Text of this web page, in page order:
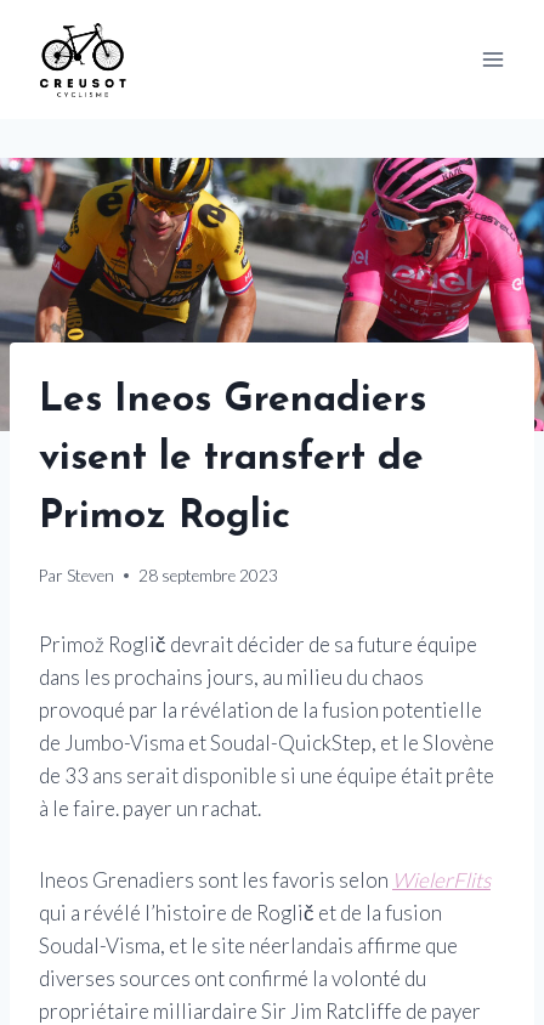
content
Les Ineos Grenadiers
visent le transfert de
Primoz Roglic
Par Steven 28 septembre 2023
Primož Roglič devrait décider de sa future équipe
dans les prochains jours, au milieu du chaos
provoqué par la révélation de la fusion potentielle
de Jumbo-Visma et Soudal-QuickStep, et le Slovène
de 33 ans serait disponible si une équipe était prête
à le faire. payer un rachat.
Ineos Grenadiers sont les favoris selon WielerFlits
qui a révélé l’histoire de Roglič et de la fusion
Soudal-Visma, et le site néerlandais affirme que
diverses sources ont confirmé la volonté du
propriétaire milliardaire Sir Jim Ratcliffe de payer